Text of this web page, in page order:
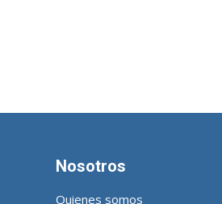
Nosotros
Quienes somos